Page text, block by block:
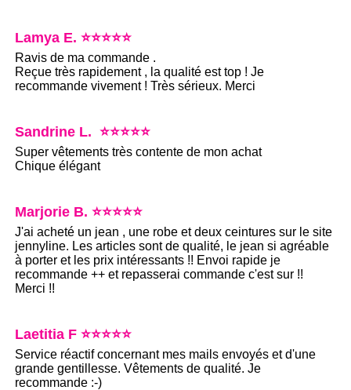
Lamya E. ⭐⭐⭐⭐⭐
Ravis de ma commande .
Reçue très rapidement , la qualité est top ! Je
recommande vivement ! Très sérieux. Merci
Sandrine L. ⭐⭐⭐⭐⭐
Super vêtements très contente de mon achat
Chique élégant
Marjorie B. ⭐⭐⭐⭐⭐
J'ai acheté un jean , une robe et deux ceintures sur le site
jennyline. Les articles sont de qualité, le jean si agréable
à porter et les prix intéressants !! Envoi rapide je
recommande ++ et repasserai commande c'est sur !!
Merci !!
Laetitia F ⭐⭐⭐⭐⭐
Service réactif concernant mes mails envoyés et d'une
grande gentillesse. Vêtements de qualité. Je
recommande :-)